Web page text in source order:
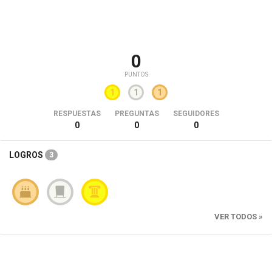
0
PUNTOS
1 1 1
RESPUESTAS
0
PREGUNTAS
0
SEGUIDORES
0
LOGROS 3
VER TODOS »